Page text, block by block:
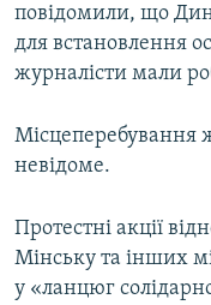
повідомили, що
для встановлення
журналісти мали
Місцеперебування
невідоме.
Протестні акції
Мінську та інших
у «ланцюг